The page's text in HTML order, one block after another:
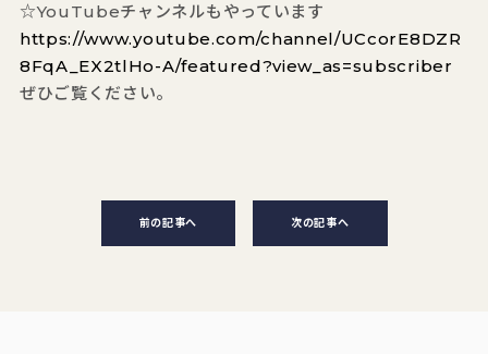
☆YouTubeチャンネルもやっています
https://www.youtube.com/channel/UCcorE8DZR
8FqA_EX2tlHo-A/featured?view_as=subscriber
ぜひご覧ください。
前の記事へ 次の記事へ